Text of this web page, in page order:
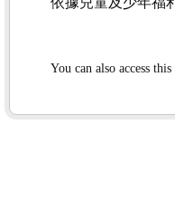
You can also access